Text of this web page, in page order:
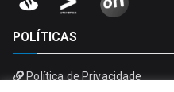
POLÍTICAS
Política de Privacidade